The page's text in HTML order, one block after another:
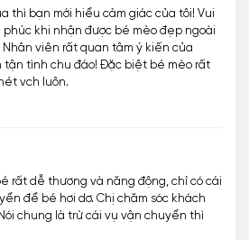
thì bạn mới hiểu cảm giác của tôi! Vui
phúc khi nhận được bé mèo đẹp ngoài
viên rất quan tâm ý kiến của
tận tình chu đáo! Đặc biệt bé mèo rất
vch luôn.
rất dễ thương và năng động, chỉ có cái
để bé hơi dơ. Chị chăm sóc khách
chung là trừ cái vụ vận chuyển thì